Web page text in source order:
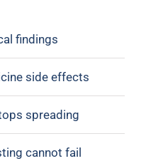
findings
side effects
spreading
cannot fail